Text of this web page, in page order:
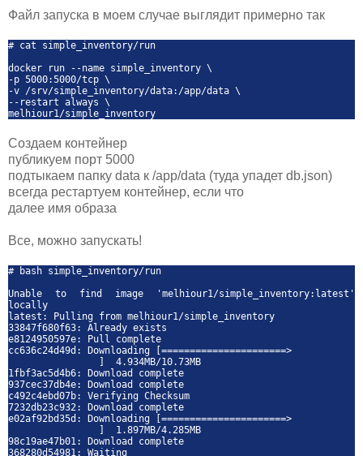
Файл запуска в моем случае выглядит примерно так
# cat simple_inventory/run
docker run --name simple_inventory \
-p 5000:5000/tcp \
-v /srv/simple_inventory/data:/app/data \
--restart always \
melhiour1/simple_inventory
Создаем контейнер
публикуем порт 5000
подтыкаем папку data к /app/data (туда упадет db.json)
всегда рестартуем контейнер, если что
далее имя образа
Все, можно запускать!
# bash simple_inventory/run
Unable to find image 'melhiour1/simple_inventory:latest'
locally
latest: Pulling from melhiour1/simple_inventory
33847f680f63: Already exists
e8124950597e: Pull complete
cc636c24d49d: Downloading [======================>
] 4.934MB/10.73MB
1fbf3ac5d4b6: Download complete
937cec37db4e: Download complete
c492c4ebd07b: Verifying Checksum
7232db23c932: Download complete
e02af92bd35d: Downloading [======================>
] 1.897MB/4.285MB
98c19ae47b01: Download complete
368280d54981: Waiting